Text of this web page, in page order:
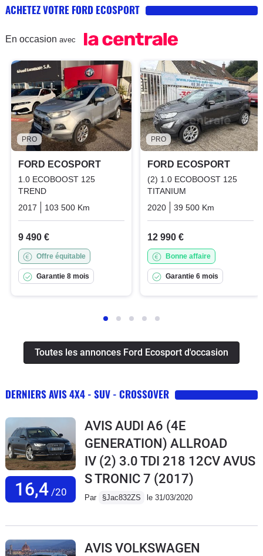
ACHETEZ VOTRE FORD ECOSPORT
En occasion avec
PRO
FORD ECOSPORT
1.0 ECOBOOST 125
TREND
2017
103 500 Km Essence
9 490 €
Offre équitable
Garantie 8 mois
PRO
FORD ECOSPORT
(2) 1.0 ECOBOOST 125
TITANIUM
2020
39 500 Km
12 990 €
Bonne affaire
Garantie 6 mois
Toutes les annonces Ford Ecosport d'occasion
DERNIERS AVIS 4X4 - SUV - CROSSOVER
16,4/20
AVIS AUDI A6 (4E
GENERATION) ALLROAD
IV (2) 3.0 TDI 218 12CV AVUS
S TRONIC 7 (2017)
Par §Jac832ZS le 31/03/2020
AVIS VOLKSWAGEN